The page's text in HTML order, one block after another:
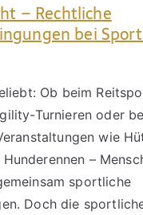
– Rechtliche
bei
Ob beim
Turnieren oder
wie
–
sportliche
Doch die